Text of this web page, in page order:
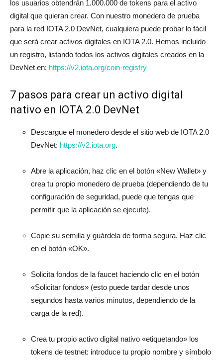
los usuarios obtendrán 1.000.000 de tokens para el activo
digital que quieran crear. Con nuestro monedero de prueba
para la red IOTA 2.0 DevNet, cualquiera puede probar lo fácil
que será crear activos digitales en IOTA 2.0. Hemos incluido
un registro, listando todos los activos digitales creados en la
DevNet en: https://v2.iota.org/coin-registry
7 pasos para crear un activo digital
nativo en IOTA 2.0 DevNet
Descargue el monedero desde el sitio web de IOTA 2.0
DevNet: https://v2.iota.org.
Abre la aplicación, haz clic en el botón «New Wallet» y
crea tu propio monedero de prueba (dependiendo de tu
configuración de seguridad, puede que tengas que
permitir que la aplicación se ejecute).
Copie su semilla y guárdela de forma segura. Haz clic
en el botón «OK».
Solicita fondos de la faucet haciendo clic en el botón
«Solicitar fondos» (esto puede tardar desde unos
segundos hasta varios minutos, dependiendo de la
carga de la red).
Crea tu propio activo digital nativo «etiquetando» los
tokens de testnet: introduce tu propio nombre y símbolo